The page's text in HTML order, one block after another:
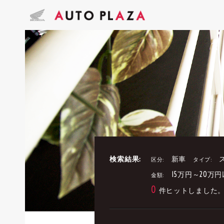
検索結果: 区分: 新車 タイプ:
金額: 15万円～20万
0 件ヒットしました。